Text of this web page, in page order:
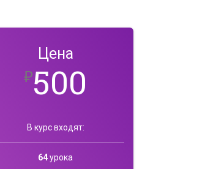
Цена
₽500
В курс входят:
64урока